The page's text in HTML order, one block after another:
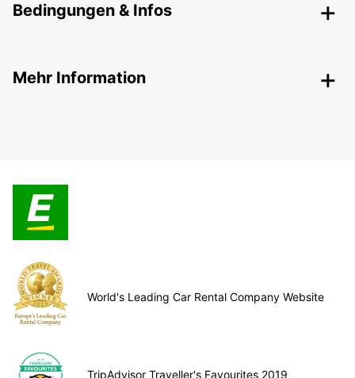
Bedingungen & Infos
Mehr Information
World's Leading Car Rental Company Website
TripAdvisor Traveller's Favourites 2019